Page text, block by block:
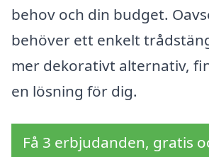
behov och din budget.
behöver ett enkelt
mer dekorativt alternativ,
en lösning för dig.
Få 3 erbjudanden, gratis